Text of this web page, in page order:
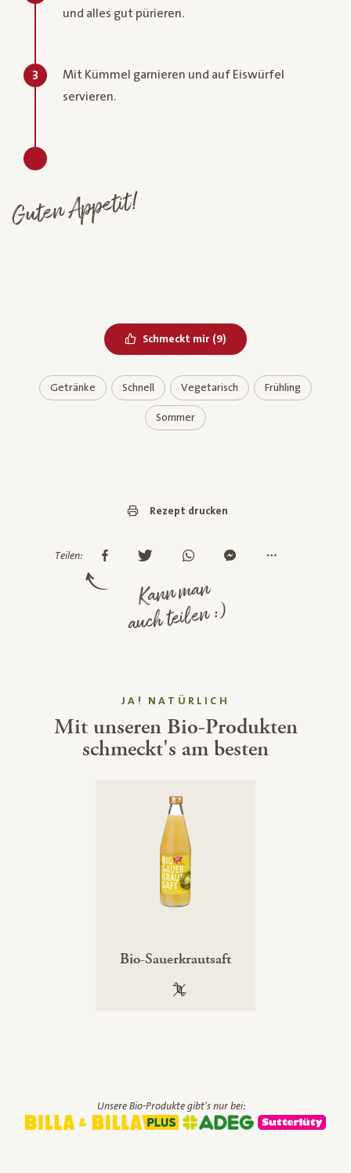
und alles gut pürieren.
3
Mit Kümmel garnieren und auf Eiswürfel
servieren.
Guten Appetit!
Schmeckt mir Bereits geliked
(9)
Getränke Schnell Vegetarisch Frühling
Sommer
Rezept drucken
Teilen:
Kann man
auch teilen :)
JA! NATÜRLICH
Mit unseren Bio-Produkten
schmeckt's am besten
Bio-Sauerkrautsaft
100 % gentechnikfrei
Unsere Bio-Produkte gibt's nur bei: